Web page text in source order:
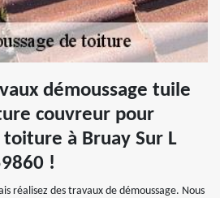
démoussage tuile
couvreur pour
à Bruay Sur L
!
réalisez des travaux de démoussage. Nous